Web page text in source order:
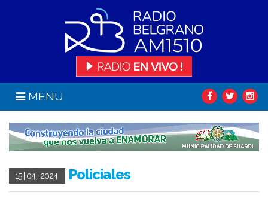
MENU
15 | 04 | 2024 Policiales